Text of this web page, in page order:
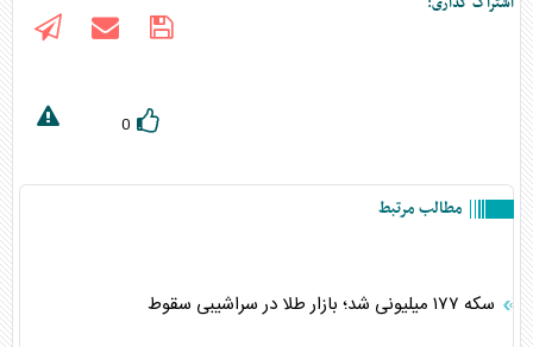
0
مطالب مرتبط
سکه ۱۷۷ میلیونی شد؛ بازار طلا در سراشیبی سقوط